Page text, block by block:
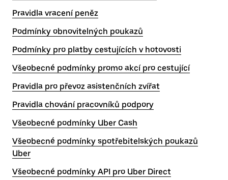
Pravidla vracení peněz
Podmínky obnovitelných poukazů
Podmínky pro platby cestujících v hotovosti
Všeobecné podmínky promo akcí pro cestující
Pravidla pro převoz asistenčních zvířat
Pravidla chování pracovníků podpory
Všeobecné podmínky Uber Cash
Všeobecné podmínky spotřebitelských poukazů
Uber
Všeobecné podmínky API pro Uber Direct